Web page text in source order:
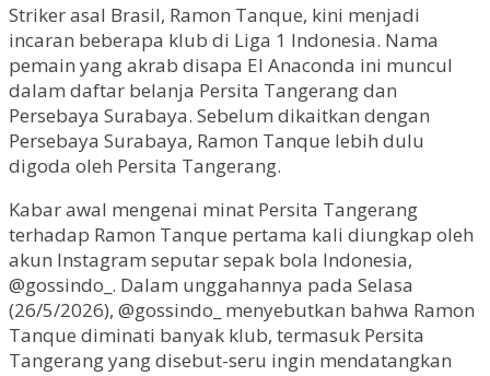
Striker asal Brasil, Ramon Tanque, kini menjadi
incaran beberapa klub di Liga 1 Indonesia. Nama
pemain yang akrab disapa El Anaconda ini muncul
dalam daftar belanja Persita Tangerang dan
Persebaya Surabaya. Sebelum dikaitkan dengan
Persebaya Surabaya, Ramon Tanque lebih dulu
digoda oleh Persita Tangerang.
Kabar awal mengenai minat Persita Tangerang
terhadap Ramon Tanque pertama kali diungkap oleh
akun Instagram seputar sepak bola Indonesia,
@gossindo_. Dalam unggahannya pada Selasa
(26/5/2026), @gossindo_ menyebutkan bahwa Ramon
Tanque diminati banyak klub, termasuk Persita
Tangerang yang disebut-seru ingin mendatangkan